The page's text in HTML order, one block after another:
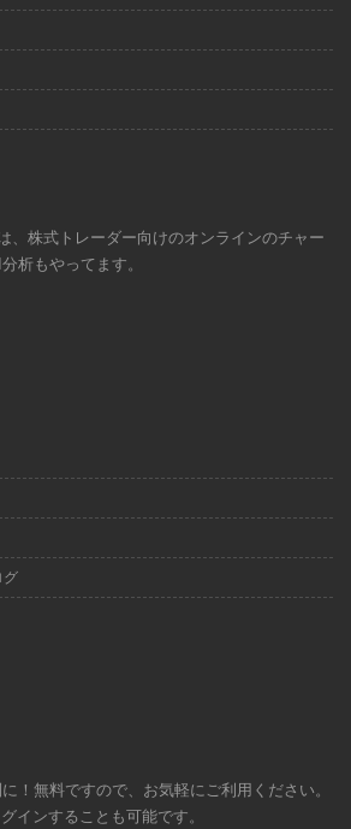
、株式トレーダー向けのオンラインのチャー
析もやってます。
グ
！無料ですので、お気軽にご利用ください。
インすることも可能です。